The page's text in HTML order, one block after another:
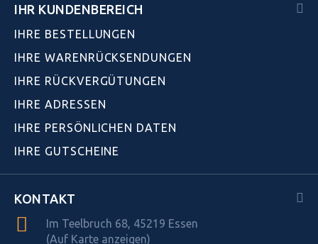
IHR KUNDENBEREICH
IHRE BESTELLUNGEN
IHRE WARENRÜCKSENDUNGEN
IHRE RÜCKVERGÜTUNGEN
IHRE ADRESSEN
IHRE PERSÖNLICHEN DATEN
IHRE GUTSCHEINE
KONTAKT
Im Teelbruch 68, 45219 Essen
(Auf Karte anzeigen)